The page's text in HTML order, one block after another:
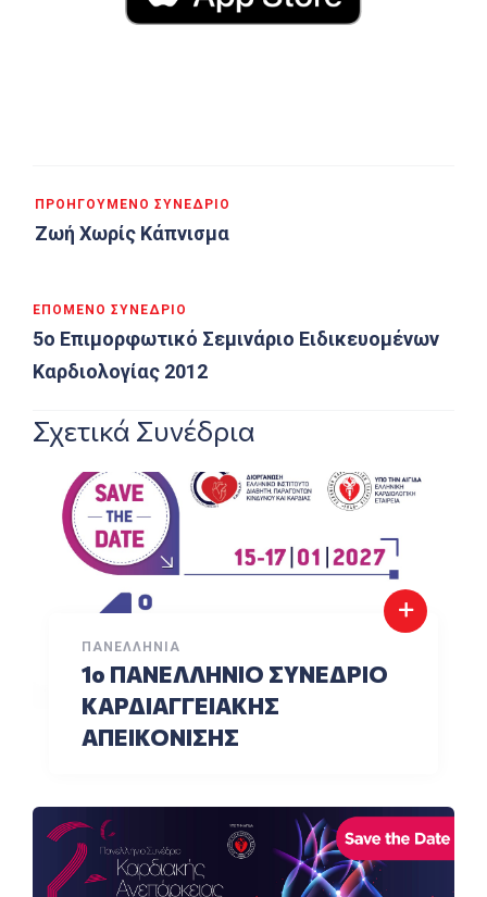
άρθρων
ΠΡΟΗΓΟΎΜΕΝΟ ΣΥΝΈΔΡΙΟ
Ζωή Χωρίς Κάπνισμα
ΕΠΌΜΕΝΟ ΣΥΝΈΔΡΙΟ
5ο Επιμορφωτικό Σεμινάριο Ειδικευομένων
Καρδιολογίας 2012
Σχετικά Συνέδρια
ΠΑΝΕΛΛΉΝΙΑ
1o ΠΑΝΕΛΛΗΝΙΟ ΣΥΝΕΔΡΙΟ
ΚΑΡΔΙΑΓΓΕΙΑΚΗΣ
ΑΠΕΙΚΟΝΙΣΗΣ